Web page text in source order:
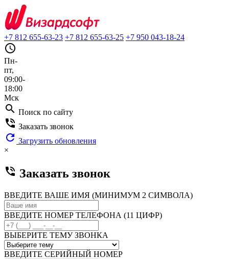
+7 812 655-63-23 +7 812 655-63-25 +7 950 043-18-24
query_builder
Пн-
пт,
09:00-
18:00
Мск
search Поиск по сайту
phone_in_talk Заказать звонок
refresh Загрузить обновления
×
phone_in_talk Заказать звонок
ВВЕДИТЕ ВАШЕ ИМЯ (МИНИМУМ 2 СИМВОЛА)
ВВЕДИТЕ НОМЕР ТЕЛЕФОНА (11 ЦИФР)
ВЫБЕРИТЕ ТЕМУ ЗВОНКА
ВВЕДИТЕ СЕРИЙНЫЙ НОМЕР